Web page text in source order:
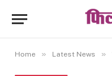
Home » Latest News »